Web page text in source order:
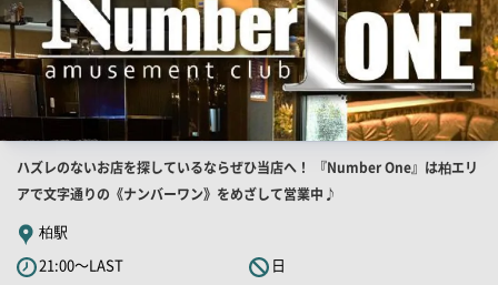
店
舗
PR
キ
ャ
ハズレのないお店を探しているならぜひ当店へ！ 『Number One』は柏エリ
アで文字通りの《ナンバーワン》をめざして営業中♪
柏駅
21:00～LAST
日